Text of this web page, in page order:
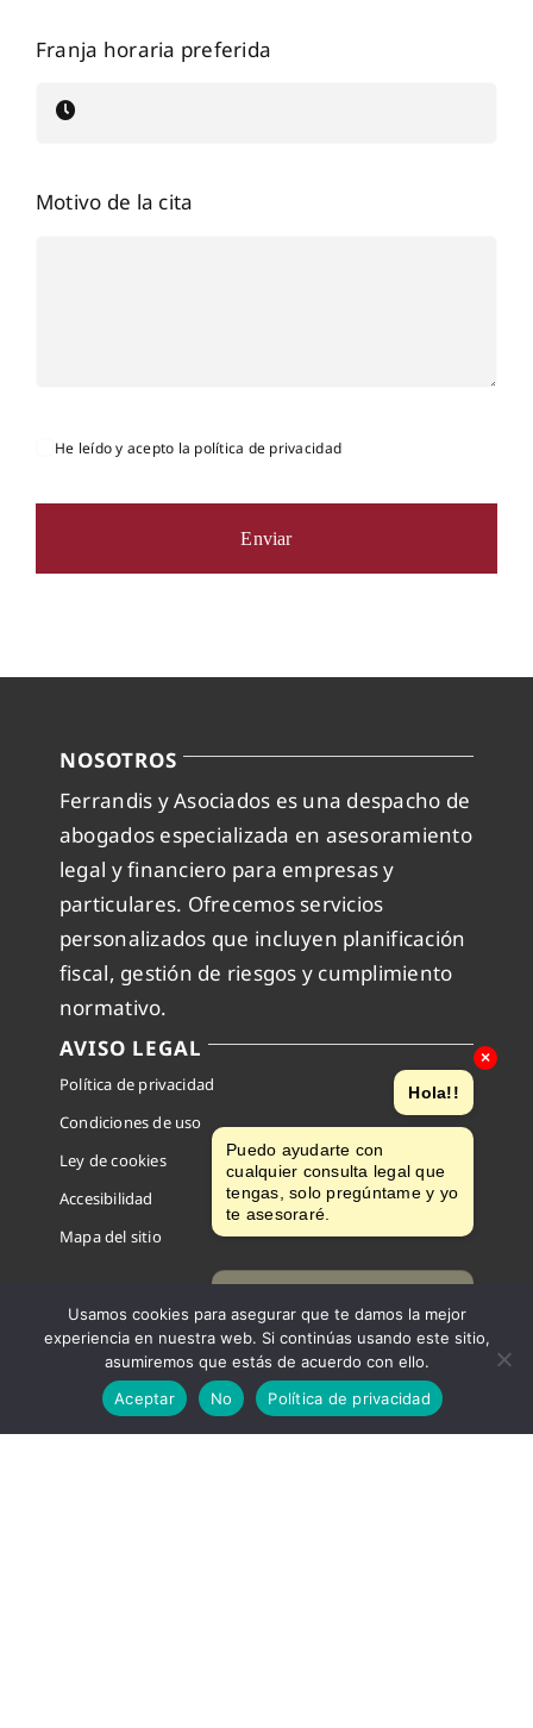
Franja horaria preferida
Motivo de la cita
He leído y acepto la política de privacidad
Enviar
NOSOTROS
Ferrandis y Asociados es una despacho de
abogados especializada en asesoramiento
legal y financiero para empresas y
particulares. Ofrecemos servicios
personalizados que incluyen planificación
fiscal, gestión de riesgos y cumplimiento
normativo.
AVISO LEGAL
Política de privacidad
Condiciones de uso
Ley de cookies
Accesibilidad
Mapa del sitio
¡Te llamamos!
×
Hola!!
Puedo ayudarte con
cualquier consulta legal que
tengas, solo pregúntame y yo
te asesoraré.
¿Qué duda puedo
Usamos cookies para asegurar que te damos la mejor
experiencia en nuestra web. Si continúas usando este sitio,
asumiremos que estás de acuerdo con ello.
Aceptar
No Política de privacidad